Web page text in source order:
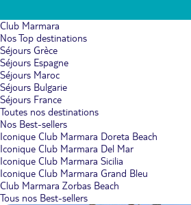
Club Marmara
Nos Top destinations
Séjours Grèce
Séjours Espagne
Séjours Maroc
Séjours Bulgarie
Séjours France
Toutes nos destinations
Nos Best-sellers
Iconique Club Marmara Doreta Beach
Iconique Club Marmara Del Mar
Iconique Club Marmara Sicilia
Iconique Club Marmara Grand Bleu
Club Marmara Zorbas Beach
Tous nos Best-sellers